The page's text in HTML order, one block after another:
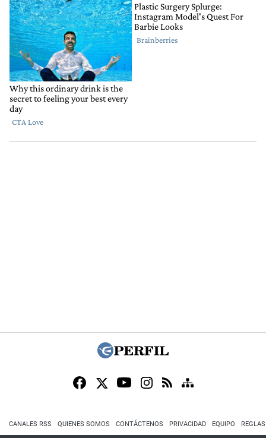
CANALES RSS QUIENES SOMOS CONTÁCTENOS PRIVACIDAD EQUIPO